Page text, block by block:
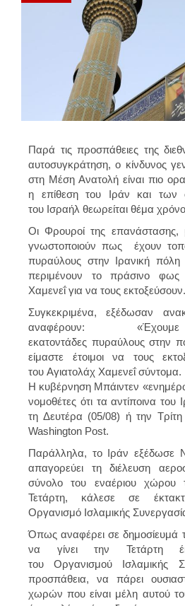
Παρά τις προσπάθειες της
αυτοσυγκράτηση, ο κίνδυνος
στη Μέση Ανατολή είναι πιο
η επίθεση του Ιράν και των
του Ισραήλ θεωρείται θέμα
Οι Φρουροί της επανάστασης,
γνωστοποιούν πως έχουν
πυραύλους στην Ιρανική
περιμένουν το πράσινο
Χαμενεΐ για να τους εκτοξεύσουν.
Συγκεκριμένα, εξέδωσαν
αναφέρουν:
εκατοντάδες πυραύλους στην
είμαστε έτοιμοι να τους
του Αγιατολάχ Χαμενεΐ σύντομα.
Η κυβέρνηση Μπάιντεν
νομοθέτες ότι τα αντίποινα του
τη Δευτέρα (05/08) ή την
Washington Post.
Παράλληλα, το Ιράν εξέδωσε
απαγορεύει τη διέλευση
σύνολο του εναέριου χώρου
Τετάρτη, κάλεσε σε
Οργανισμό Ισλαμικής
Όπως αναφέρει σε δημοσίευμά
να γίνει την Τετάρτη
τουΟργανισμού Ισλαμικής
προσπάθεια, να πάρει
χωρών που είναι μέλη αυτού